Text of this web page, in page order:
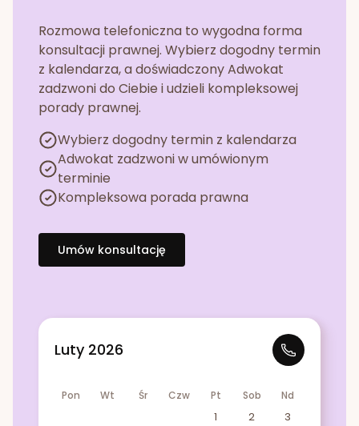
Rozmowa telefoniczna to wygodna forma
konsultacji prawnej. Wybierz dogodny termin
z kalendarza, a doświadczony Adwokat
zadzwoni do Ciebie i udzieli kompleksowej
porady prawnej.
Wybierz dogodny termin z kalendarza
Adwokat zadzwoni w umówionym
terminie
Kompleksowa porada prawna
Umów konsultację
Luty 2026
Pon Wt Śr Czw Pt Sob Nd
1 2
3